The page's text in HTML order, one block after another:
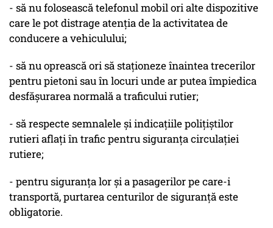
- să nu folosească telefonul mobil ori alte dispozitive
care le pot distrage atenţia de la activitatea de
conducere a vehiculului;
- să nu oprească ori să staţioneze înaintea trecerilor
pentru pietoni sau în locuri unde ar putea împiedica
desfăşurarea normală a traficului rutier;
- să respecte semnalele şi indicaţiile poliţiştilor
rutieri aflaţi în trafic pentru siguranţa circulaţiei
rutiere;
- pentru siguranţa lor şi a pasagerilor pe care-i
transportă, purtarea centurilor de siguranţă este
obligatorie.